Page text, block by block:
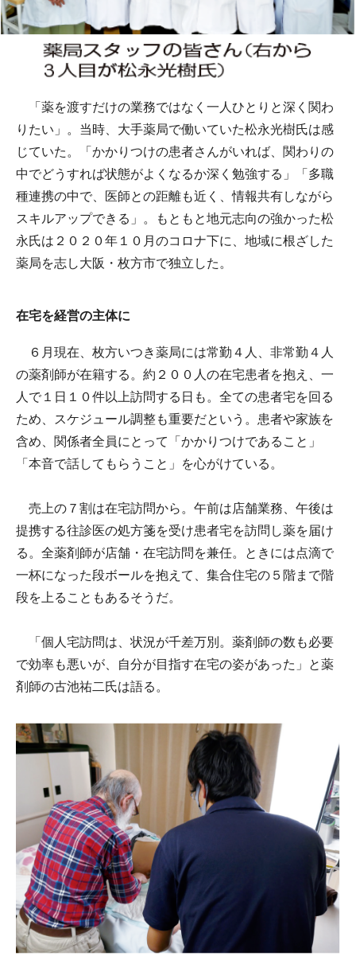
「薬を渡すだけの業務ではなく一人ひとりと深く関わ
りたい」。当時、大手薬局で働いていた松永光樹氏は感
じていた。「かかりつけの患者さんがいれば、関わりの
中でどうすれば状態がよくなるか深く勉強する」「多職
種連携の中で、医師との距離も近く、情報共有しながら
スキルアップできる」。もともと地元志向の強かった松
永氏は２０２０年１０月のコロナ下に、地域に根ざした
薬局を志し大阪・枚方市で独立した。
在宅を経営の主体に
６月現在、枚方いつき薬局には常勤４人、非常勤４人
の薬剤師が在籍する。約２００人の在宅患者を抱え、一
人で１日１０件以上訪問する日も。全ての患者宅を回る
ため、スケジュール調整も重要だという。患者や家族を
含め、関係者全員にとって「かかりつけであること」
「本音で話してもらうこと」を心がけている。
売上の７割は在宅訪問から。午前は店舗業務、午後は
提携する往診医の処方箋を受け患者宅を訪問し薬を届け
る。全薬剤師が店舗・在宅訪問を兼任。ときには点滴で
一杯になった段ボールを抱えて、集合住宅の５階まで階
段を上ることもあるそうだ。
「個人宅訪問は、状況が千差万別。薬剤師の数も必要
で効率も悪いが、自分が目指す在宅の姿があった」と薬
剤師の古池祐二氏は語る。